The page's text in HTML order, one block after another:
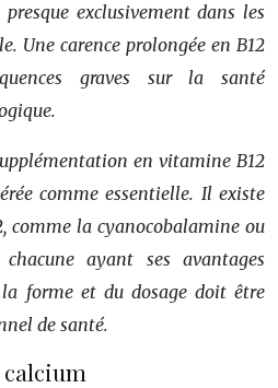
exclusivement dans les
Une carence prolongée en B12
graves sur la santé
en vitamine B12
comme essentielle. Il existe
comme la cyanocobalamine ou
chacune ayant ses avantages
forme et du dosage doit être
de santé.
calcium